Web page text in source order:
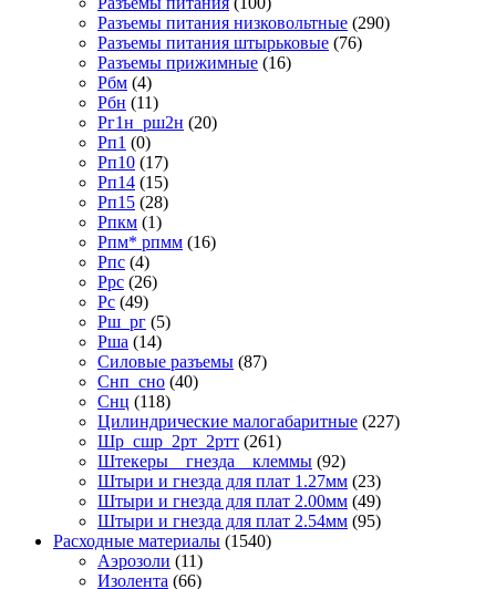
Разъемы питания низковольтные (290)
Разъемы питания штырьковые (76)
Разъемы прижимные (16)
Рбм (4)
Рбн (11)
Рг1н_рш2н (20)
Рп1 (0)
Рп10 (17)
Рп14 (15)
Рп15 (28)
Рпкм (1)
Рпм* рпмм (16)
Рпс (4)
Ррс (26)
Рс (49)
Рш_рг (5)
Рша (14)
Силовые разъемы (87)
Снп_сно (40)
Снц (118)
Цилиндрические малогабаритные (227)
Шр_сшр_2рт_2ртт (261)
Штекеры _ гнезда _ клеммы (92)
Штыри и гнезда для плат 1.27мм (23)
Штыри и гнезда для плат 2.00мм (49)
Штыри и гнезда для плат 2.54мм (95)
Расходные материалы (1540)
Аэрозоли (11)
Изолента (66)